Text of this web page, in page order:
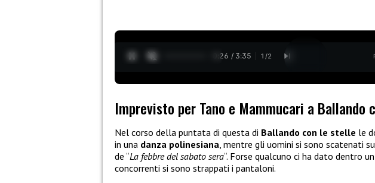
0:28 / 3:35 1 /2
Imprevisto per Tano e Mammucari a Ballando
Nel corso della puntata di questa di Ballando con le stelle le
in una danza polinesiana, mentre gli uomini si sono scatenati
de “La febbre del sabato sera“. Forse qualcuno ci ha dato dentro
concorrenti si sono strappati i pantaloni.